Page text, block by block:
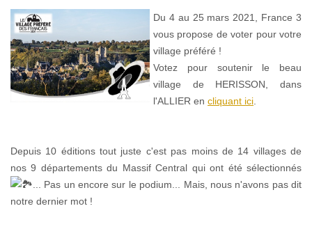
Du 4 au 25 mars 2021, France 3
vous propose de voter pour votre
village préféré !
Votez pour soutenir le beau
village de HERISSON, dans
l'ALLIER en cliquant ici
Depuis 10 éditions tout juste c'est pas moins de 14 villages de
nos 9 départements du Massif Central qui ont été sélectionnés
... Pas un encore sur le podium... Mais, nous n'avons pas dit
notre dernier mot !